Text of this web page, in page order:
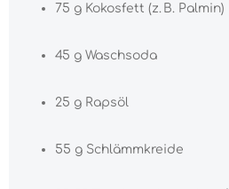
75 g Kokosfett (z. B. Palmin)
45 g Waschsoda
25 g Rapsöl
55 g Schlämmkreide